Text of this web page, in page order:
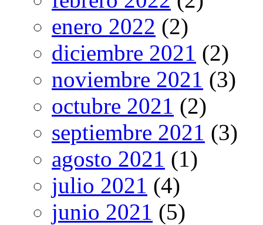
enero 2022 (2)
diciembre 2021 (2)
noviembre 2021 (3)
octubre 2021 (2)
septiembre 2021 (3)
agosto 2021 (1)
julio 2021 (4)
junio 2021 (5)